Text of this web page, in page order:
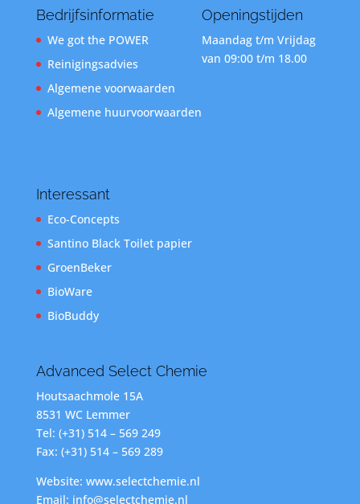
Bedrijfsinformatie
We got the POWER
Reinigingsadvies
Algemene voorwaarden
Algemene huurvoorwaarden
Openingstijden
Maandag t/m Vrijdag
van 09:00 t/m 18.00
Interessant
Eco-Concepts
Santino Black Toilet papier
GroenBeker
BioWare
BioBuddy
Advanced Select Chemie
Houtsaachmole 15A
8531 WC Lemmer
Tel: (+31) 514 – 569 249
Fax: (+31) 514 – 569 289
Website: www.selectchemie.nl
Email: info@selectchemie.nl